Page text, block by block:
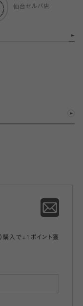
仙台セルバ店
購入で+1ポイント獲